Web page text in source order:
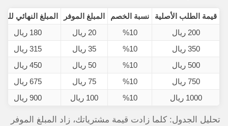
قيمة الطلب الأصلية نسبة الخصم المبلغ الموفر
المبلغ النهائي
200 ريال
%10 20 ريال
180 ريال
350 ريال
%10 35 ريال
315 ريال
500 ريال
%10 50 ريال
450 ريال
750 ريال
%10 75 ريال
675 ريال
1000 ريال
%10 100 ريال 900 ريال
تحليل الجدول: كلما زادت قيمة مشترياتك، زاد المبلغ الموفر